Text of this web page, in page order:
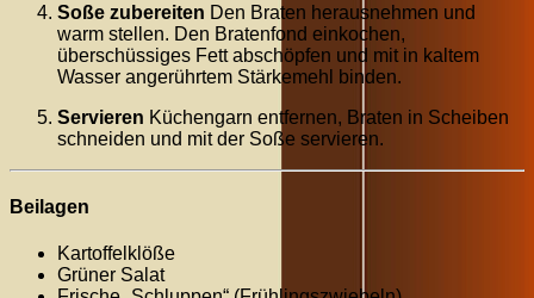
Soße zubereiten Den Braten herausnehmen und
warm stellen. Den Bratenfond einkochen,
überschüssiges Fett abschöpfen und mit in kaltem
Wasser angerührtem Stärkemehl binden.
Servieren Küchengarn entfernen, Braten in Scheiben
schneiden und mit der Soße servieren.
Beilagen
Kartoffelklöße
Grüner Salat